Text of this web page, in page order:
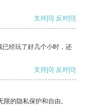
支持[0] 反对[0]
经玩了好几个小时，还
支持[0] 反对[0]
的隐私保护和自由。